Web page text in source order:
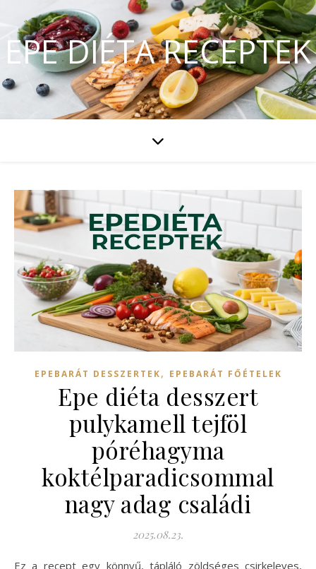
EPE DIÉTA RECEPTEK
EPEBARÁT DESSZERTEK, EPEBARÁT FŐÉTELEK
Epe diéta desszert
pulykamell tejföl
póréhagyma
koktélparadicsommal
nagy adag családi
2025.08.23.
Ez a recept egy könnyű, tápláló zöldséges csirkeleves,